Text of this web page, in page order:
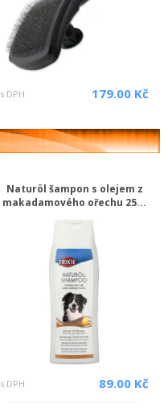
s DPH 179.00 Kč
Naturöl šampon s olejem z
makadamového ořechu 25...
s DPH 89.00 Kč